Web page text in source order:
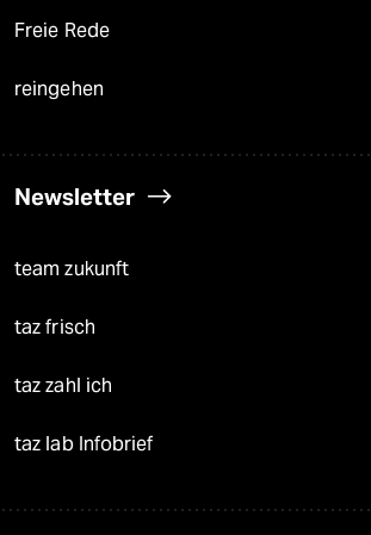
Freie Rede
reingehen
Newsletter
team zukunft
taz frisch
taz zahl ich
taz lab Infobrief